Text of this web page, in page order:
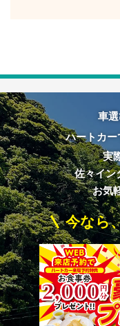
車
ハートカー
実
佐々イン
お気
今なら